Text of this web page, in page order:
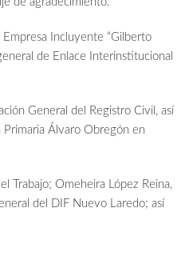
Incluyente “Gilberto
de Enlace Interinstitucional
General del Registro Civil, así
Primaria Álvaro Obregón en
Trabajo; Omeheira López Reina,
del DIF Nuevo Laredo; así